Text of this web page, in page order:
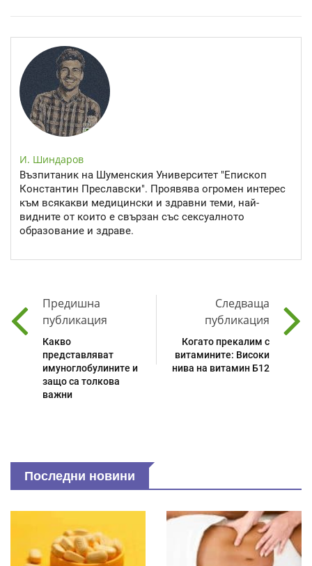
И. Шиндаров
Възпитаник на Шуменския Университет "Епископ
Константин Преславски". Проявява огромен интерес
към всякакви медицински и здравни теми, най-
видните от които е свързан със сексуалното
образование и здраве.
Предишна
публикация
Какво
представляват
имуноглобулините и
защо са толкова
важни
Следваща
публикация
Когато прекалим с
витамините: Високи
нива на витамин Б12
Последни новини